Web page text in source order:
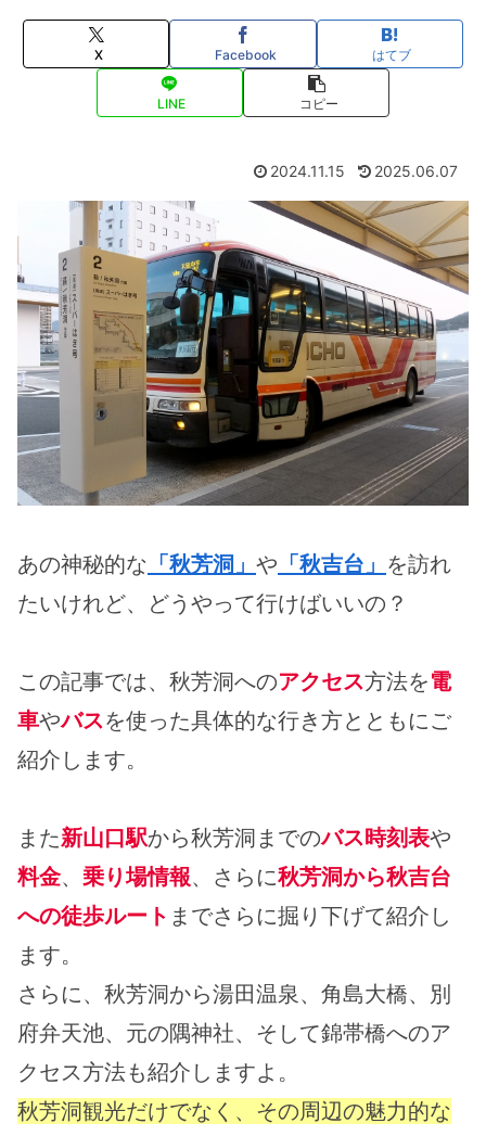
X Facebook はてブ
LINE コピー
2024.11.15 2025.06.07
あの神秘的な 「秋芳洞」 や 「秋吉台」 を訪れ
たいけれど、どうやって行けばいいの？
この記事では、秋芳洞へのアクセス方法を電
車やバスを使った具体的な行き方とともにご
紹介します。
また新山口駅から秋芳洞までのバス時刻表や
料金、 乗り場情報、さらに秋芳洞から秋吉台
への徒歩ルート までさらに掘り下げて紹介し
ます。
さらに、秋芳洞から湯田温泉、角島大橋、別
府弁天池、元の隅神社、そして錦帯橋へのア
クセス方法も紹介しますよ。
秋芳洞観光だけでなく、その周辺の魅力的な